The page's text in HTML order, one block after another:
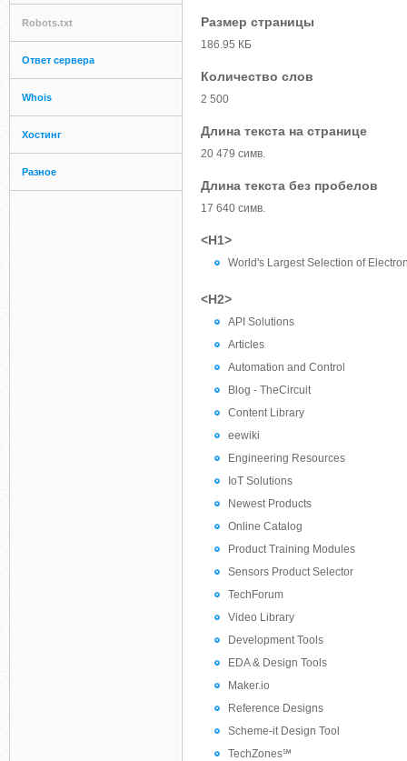
Robots.txt
Ответ сервера
Whois
Хостинг
Разное
Размер страницы
186.95 КБ
Количество слов
2 500
Длина текста на странице
20 479 симв.
Длина текста без пробелов
17 640 симв.
<H1>
World's Largest Selection of
<H2>
API Solutions
Articles
Automation and Control
Blog - TheCircuit
Content Library
eewiki
Engineering Resources
IoT Solutions
Newest Products
Online Catalog
Product Training Modules
Sensors Product Selector
TechForum
Video Library
Development Tools
EDA & Design Tools
Maker.io
Reference Designs
Scheme-it Design Tool
TechZones℠